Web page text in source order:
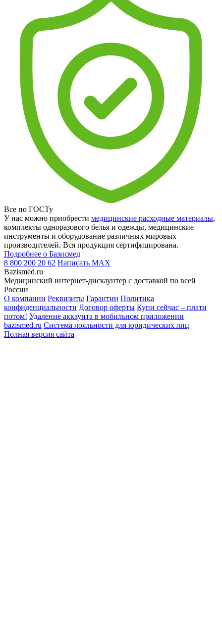
Все по ГОСТу
У нас можно приобрести медицинские расходные материалы,
комплекты одноразового белья и одежды, медицинские
инструменты и оборудование различных мировых
производителей. Вся продукция сертифицирована.
Подробнее о Базисмед
8 800 200 20 62 Написать MAX
Bazismed.ru
Медицинский интернет-дискаунтер с доставкой по всей
России
О компании Реквизиты Гарантии Политика
конфиденциальности Договор оферты Купи сейчас – плати
потом! Удаление аккаунта в мобильном приложении
bazismed.ru Система лояльности для юридических лиц
Полная версия сайта